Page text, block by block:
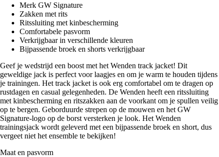
Merk GW Signature
Zakken met rits
Ritssluiting met kinbescherming
Comfortabele pasvorm
Verkrijgbaar in verschillende kleuren
Bijpassende broek en shorts verkrijgbaar
Geef je wedstrijd een boost met het Wenden track jacket! Dit
geweldige jack is perfect voor laagjes en om je warm te houden tijdens
je trainingen. Het track jacket is ook erg comfortabel om te dragen op
rustdagen en casual gelegenheden. De Wenden heeft een ritssluiting
met kinbescherming en ritszakken aan de voorkant om je spullen veilig
op te bergen. Geborduurde strepen op de mouwen en het GW
Signature-logo op de borst versterken je look. Het Wenden
trainingsjack wordt geleverd met een bijpassende broek en short, dus
vergeet niet het ensemble te bekijken!
Maat en pasvorm